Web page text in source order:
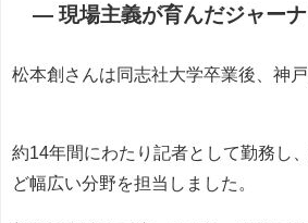
― 現場主義が育んだジャー
松本創さんは同志社大学卒業後、神戸
約14年間にわたり記者として勤務し
ど幅広い分野を担当しました。